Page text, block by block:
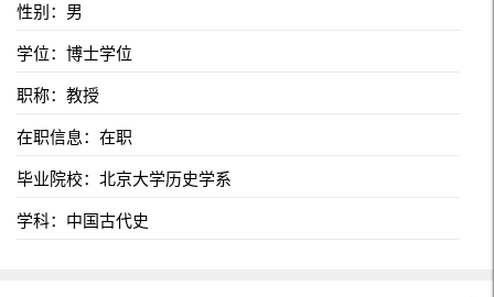
性别：男
学位：博士学位
职称：教授
在职信息：在职
毕业院校：北京大学历史学系
学科：中国古代史